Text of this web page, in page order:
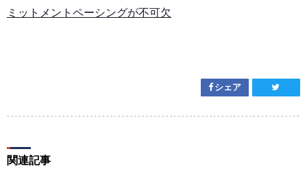
ミットメントペーシングが不可欠
シェア
関連記事